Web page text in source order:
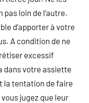
pas loin de l’autre.
d’apporter à votre
A condition de ne
excessif
dans votre assiette
la tentation de faire
jugez que leur